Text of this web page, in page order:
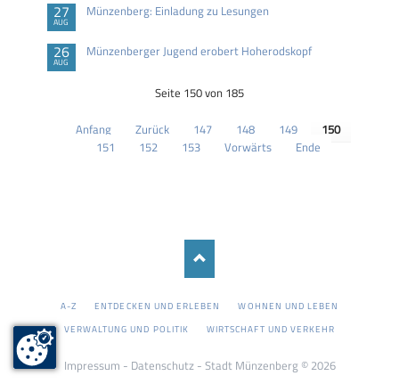
27
AUG
Münzenberg: Einladung zu Lesungen
26
AUG
Münzenberger Jugend erobert Hoherodskopf
Seite 150 von 185
Anfang Zurück 147 148 149
150
151
152 153 Vorwärts Ende
NAVIGATION
A-Z ENTDECKEN UND ERLEBEN
WOHNEN UND LEBEN
VERWALTUNG UND POLITIK
WIRTSCHAFT UND VERKEHR
Impressum - Datenschutz- Stadt Münzenberg © 2026